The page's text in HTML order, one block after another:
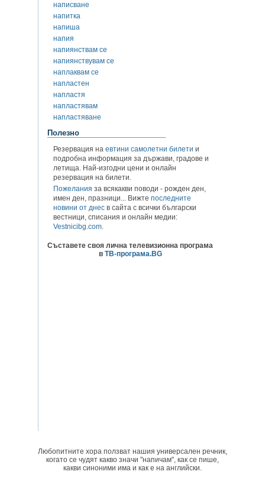
написване
напитка
напиша
напия
напиянствам се
напиянствувам се
наплаквам се
напластен
напластя
напластявам
напластяване
Полезно
Резервация на евтини самолетни билети и
подробна информация за държави, градове и
летища. Най-изгодни цени и онлайн
резервация на билети.
Пожелания за всякакви поводи - рожден ден,
имен ден, празници... Вижте последните
новини от днес в сайта с всички български
вестници, списания и онлайн медии:
Vestnicibg.com.
Съставете своя лична телевизионна програма
в ТВ-програма.BG
Любопитните хора ползват нашия универсален речник,
когато се чудят какво значи "напичам", как се пише,
какви синоними има и как е на английски.